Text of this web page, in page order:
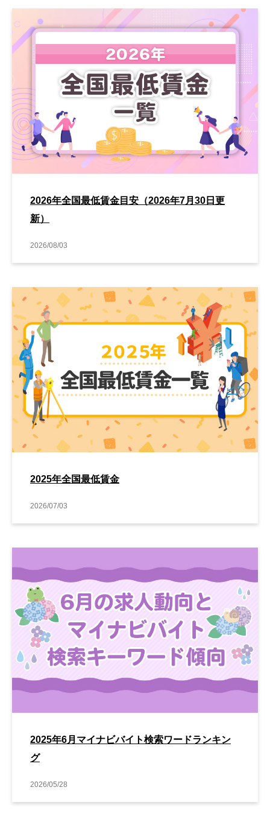
2026年全国最低賃金目安（2026年7月30日更
新）
2026/08/03
2025年全国最低賃金
2026/07/03
2025年6月マイナビバイト検索ワードランキン
グ
2026/05/28